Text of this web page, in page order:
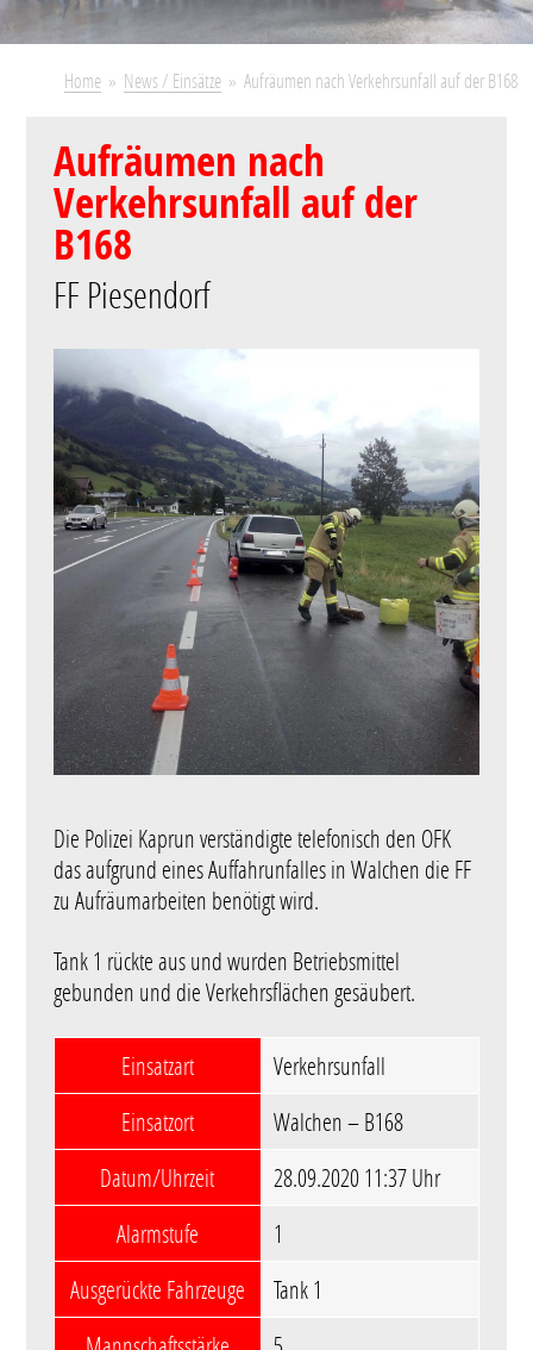
Home News / Einsätze Aufräumen nach Verkehrsunfall auf der B168
Aufräumen nach
Verkehrsunfall auf der
B168
FF Piesendorf
Die Polizei Kaprun verständigte telefonisch den OFK
das aufgrund eines Auffahrunfalles in Walchen die FF
zu Aufräumarbeiten benötigt wird.
Tank 1 rückte aus und wurden Betriebsmittel
gebunden und die Verkehrsflächen gesäubert.
Einsatzart
Verkehrsunfall
Einsatzort
Walchen – B168
Datum/Uhrzeit
28.09.2020 11:37 Uhr
Alarmstufe
1
Ausgerückte Fahrzeuge
Tank 1